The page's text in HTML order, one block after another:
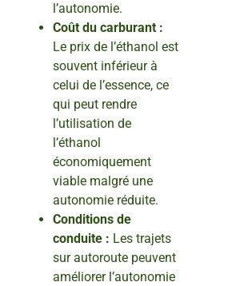
l’autonomie.
Coût du carburant :
Le prix de l’éthanol est
souvent inférieur à
celui de l’essence, ce
qui peut rendre
l’utilisation de
l’éthanol
économiquement
viable malgré une
autonomie réduite.
Conditions de
conduite : Les trajets
sur autoroute peuvent
améliorer l’autonomie